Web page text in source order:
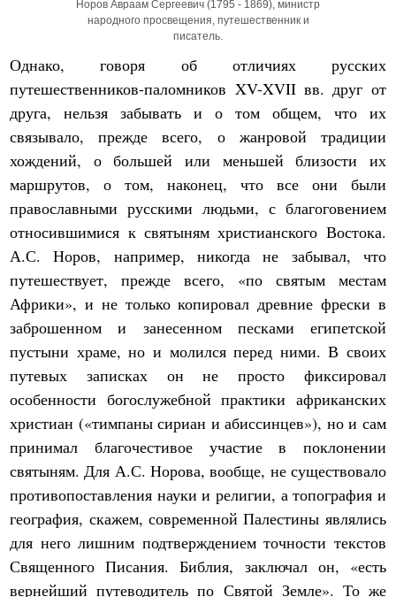
Норов Авраам Сергеевич (1795 - 1869), министр
народного просвещения, путешественник и
писатель.
Однако, говоря об отличиях русских
путешественников-паломников XV-XVII вв. друг от
друга, нельзя забывать и о том общем, что их
связывало, прежде всего, о жанровой традиции
хождений, о большей или меньшей близости их
маршрутов, о том, наконец, что все они были
православными русскими людьми, с благоговением
относившимися к святыням христианского Востока.
А.С. Норов, например, никогда не забывал, что
путешествует, прежде всего, «по святым местам
Африки», и не только копировал древние фрески в
заброшенном и занесенном песками египетской
пустыни храме, но и молился перед ними. В своих
путевых записках он не просто фиксировал
особенности богослужебной практики африканских
христиан («тимпаны сириан и абиссинцев»), но и сам
принимал благочестивое участие в поклонении
святыням. Для А.С. Норова, вообще, не существовало
противопоставления науки и религии, а топография и
география, скажем, современной Палестины являлись
для него лишним подтверждением точности текстов
Священного Писания. Библия, заключал он, «есть
вернейший путеводитель по Святой Земле». То же